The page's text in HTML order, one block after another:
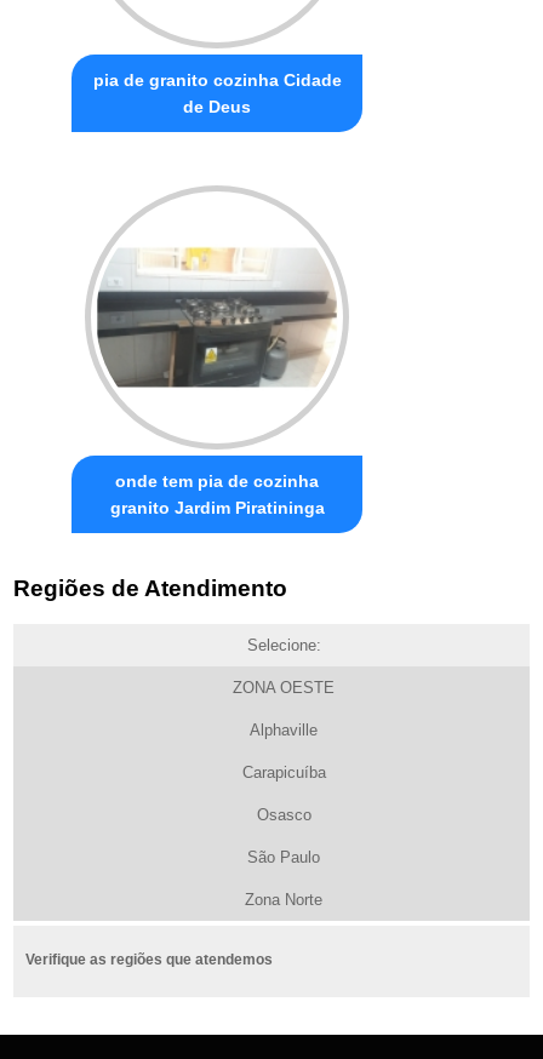
pia de granito cozinha Cidade
de Deus
onde tem pia de cozinha
granito Jardim Piratininga
Regiões de Atendimento
Selecione:
ZONA OESTE
Alphaville
Carapicuíba
Osasco
São Paulo
Zona Norte
Verifique as regiões que atendemos